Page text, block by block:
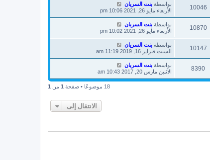
10046 بواسطة بنت السريان
الأربعاء مايو 26, 2021 10:06 pm
10870 بواسطة بنت السريان
الأربعاء مايو 26, 2021 10:02 pm
10147 بواسطة بنت السريان
السبت فبراير 16, 2019 11:19 am
8390 بواسطة بنت السريان
الاثنين مارس 20, 2017 10:43 am
18 موضوعًا • صفحة 1 من 1
الانتقال إلى